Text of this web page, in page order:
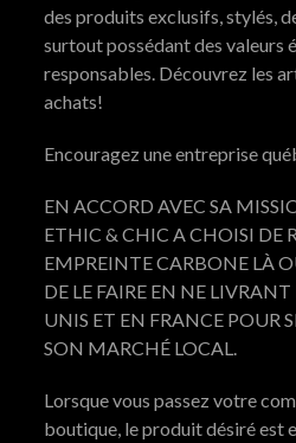
des produits exclusifs, stylés,
surtout possédant des valeurs
responsables. Découvrez les
achats!
Encouragez une entreprise
EN ACCORD AVEC SA
ETHIC & CHIC A CHOISI DE
EMPREINTE CARBONE LÀ
DE LE FAIRE EN NE
UNIS ET EN FRANCE POUR
SON MARCHÉ LOCAL.
Lorsque vous passez votre
boutique, le produit désiré est